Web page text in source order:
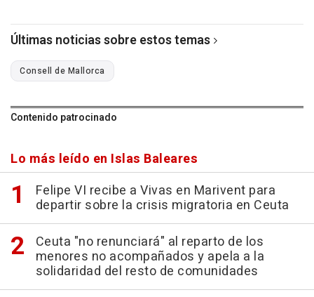
Últimas noticias sobre estos temas
Consell de Mallorca
Contenido patrocinado
Lo más leído en Islas Baleares
Felipe VI recibe a Vivas en Marivent para
departir sobre la crisis migratoria en Ceuta
Ceuta "no renunciará" al reparto de los
menores no acompañados y apela a la
solidaridad del resto de comunidades